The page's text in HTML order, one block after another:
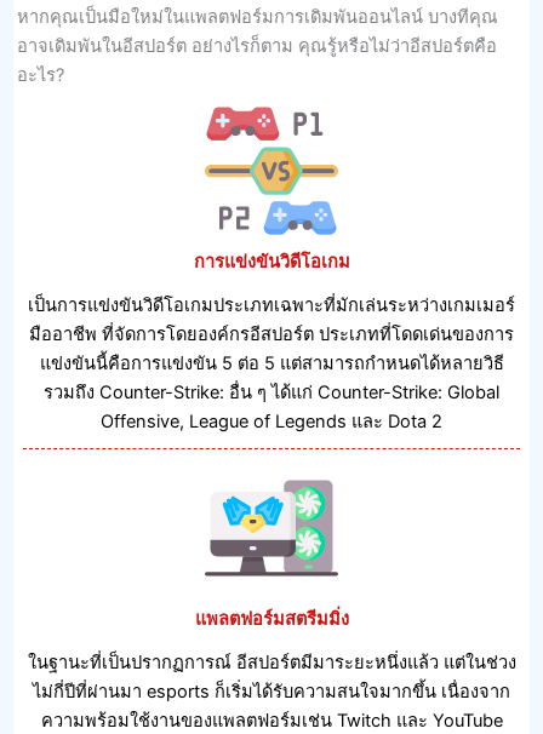
หากคุณเป็นมือใหม่ในแพลตฟอร์มการเดิมพันออนไลน์ บางทีคุณ
อาจเดิมพันในอีสปอร์ต อย่างไรก็ตาม คุณรู้หรือไม่ว่าอีสปอร์ตคือ
อะไร?
การแข่งขันวิดีโอเกม
เป็นการแข่งขันวิดีโอเกมประเภทเฉพาะที่มักเล่นระหว่างเกมเมอร์
มืออาชีพ ที่จัดการโดยองค์กรอีสปอร์ต ประเภทที่โดดเด่นของการ
แข่งขันนี้คือการแข่งขัน 5 ต่อ 5 แต่สามารถกําหนดได้หลายวิธี
รวมถึง Counter-Strike: อื่น ๆ ได้แก่ Counter-Strike: Global
Offensive, League of Legends และ Dota 2
แพลตฟอร์มสตรีมมิ่ง
ในฐานะที่เป็นปรากฏการณ์ อีสปอร์ตมีมาระยะหนึ่งแล้ว แต่ในช่วง
ไม่กี่ปีที่ผ่านมา esports ก็เริ่มได้รับความสนใจมากขึ้น เนื่องจาก
ความพร้อมใช้งานของแพลตฟอร์มเช่น Twitch และ YouTube